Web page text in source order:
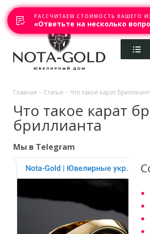
Главная Акции Каталоги
Главная - Статьи - Что такое карат
Что такое карат
бриллианта
Мы в Telegram
РАССЧИТАЕМ СТОИМОСТЬ ВАШЕГО
«Ответьте на несколько